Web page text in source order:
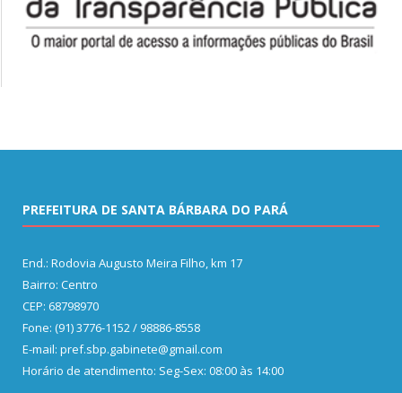
PREFEITURA DE SANTA BÁRBARA DO PARÁ
End.: Rodovia Augusto Meira Filho, km 17
Bairro: Centro
CEP: 68798970
Fone: (91) 3776-1152 / 98886-8558
E-mail: pref.sbp.gabinete@gmail.com
Horário de atendimento: Seg-Sex: 08:00 às 14:00